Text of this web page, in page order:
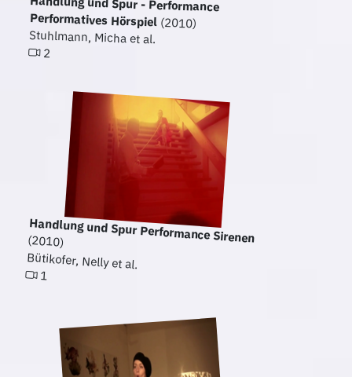
Performatives Hörspiel(2010)
Stuhlmann, Micha et al.
2
Handlung und Spur Performance Sirenen
(2010)
Bütikofer, Nelly et al.
1